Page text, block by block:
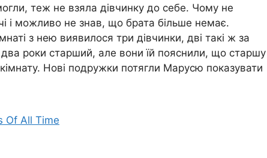
теж не взяла дівчинку до себе. Чому не
і можливо не знав, що брата більше немає.
з нею виявилося три дівчинки, дві такі ж за
два роки старший, але вони їй пояснили, що старшу
Нові подружки потягли Марусю показувати
Of All Time